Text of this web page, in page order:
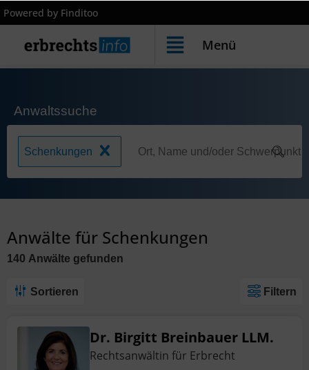
Powered by Finditoo
Menü
Anwaltssuche
Schenkungen
Anwälte für Schenkungen
140 Anwälte gefunden
Sortieren Filtern
Dr. Birgitt Breinbauer LLM.
Rechtsanwältin für Erbrecht